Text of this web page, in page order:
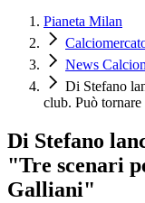
Pianeta Milan
News
Di Stefano
club. Può
Di Stefano
"Tre scenari
Galliani"